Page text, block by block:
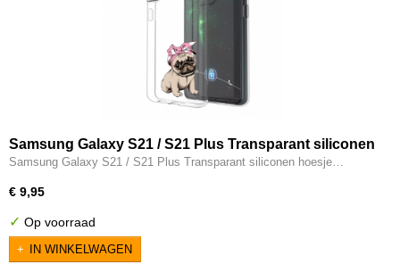
Samsung Galaxy S21 / S21 Plus Transparant siliconen
hoesje Hondje
Samsung Galaxy S21 / S21 Plus Transparant siliconen hoesje…
€ 9,95
✓ Op voorraad
IN WINKELWAGEN